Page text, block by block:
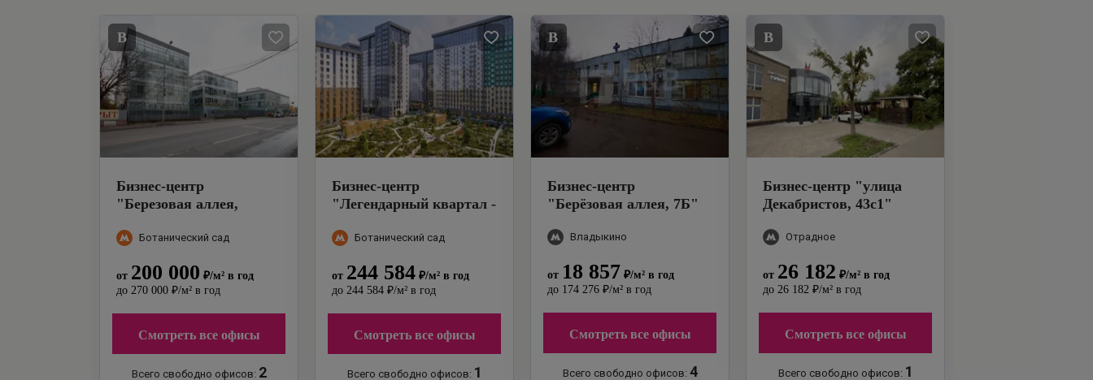
B
Бизнес-центр
"Березовая аллея,
Ботанический сад
от 200 000 ₽/м² в год
до 270 000 ₽/м² в год
Смотреть все офисы
Всего свободно офисов: 2
Бизнес-центр
"Легендарный квартал -
Ботанический сад
от 244 584 ₽/м² в год
до 244 584 ₽/м² в год
Смотреть все офисы
Всего свободно офисов: 1
B
Бизнес-центр
"Берёзовая аллея, 7Б"
Владыкино
от 18 857 ₽/м² в год
до 174 276 ₽/м² в год
Смотреть все офисы
Всего свободно офисов: 4
B
Бизнес-центр "улица
Декабристов, 43с1 "
Отрадное
от 26 182 ₽/м² в год
до 26 182 ₽/м² в год
Смотреть все офисы
Всего свободно офисов: 1